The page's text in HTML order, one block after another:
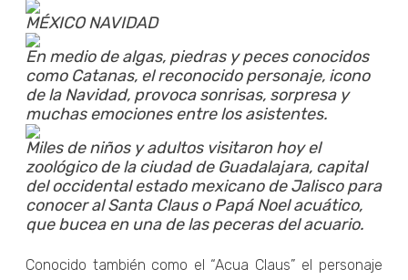
MÉXICO NAVIDAD
En medio de algas, piedras y peces conocidos
como Catanas, el reconocido personaje, icono
de la Navidad, provoca sonrisas, sorpresa y
muchas emociones entre los asistentes.
Miles de niños y adultos visitaron hoy el
zoológico de la ciudad de Guadalajara, capital
del occidental estado mexicano de Jalisco para
conocer al Santa Claus o Papá Noel acuático,
que bucea en una de las peceras del acuario.
Conocido también como el “Acua Claus” el personaje